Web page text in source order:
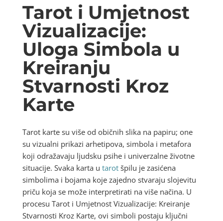
Tarot i Umjetnost
Vizualizacije:
Uloga Simbola u
Kreiranju
Stvarnosti Kroz
Karte
Tarot karte su više od običnih slika na papiru; one
su vizualni prikazi arhetipova, simbola i metafora
koji odražavaju ljudsku psihe i univerzalne životne
situacije. Svaka karta u tarotšpilu je zasićena
simbolima i bojama koje zajedno stvaraju slojevitu
priču koja se može interpretirati na više načina. U
procesu Tarot i Umjetnost Vizualizacije: Kreiranje
Stvarnosti Kroz Karte, ovi simboli postaju ključni